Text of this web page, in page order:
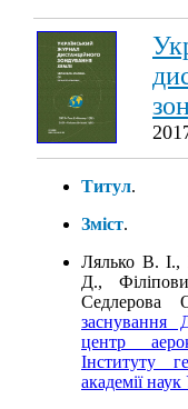
Титул.
Зміст.
Лялько В.
Д.,
заснування
центр
Інституту
академії